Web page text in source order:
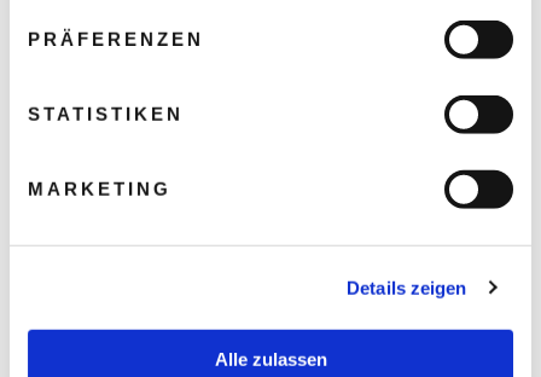
PRÄFERENZEN
STATISTIKEN
MARKETING
Details zeigen
Alle zulassen